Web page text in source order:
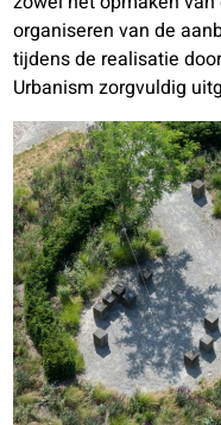
organiseren van de
tijdens de realisatie
Urbanism zorgvuldig